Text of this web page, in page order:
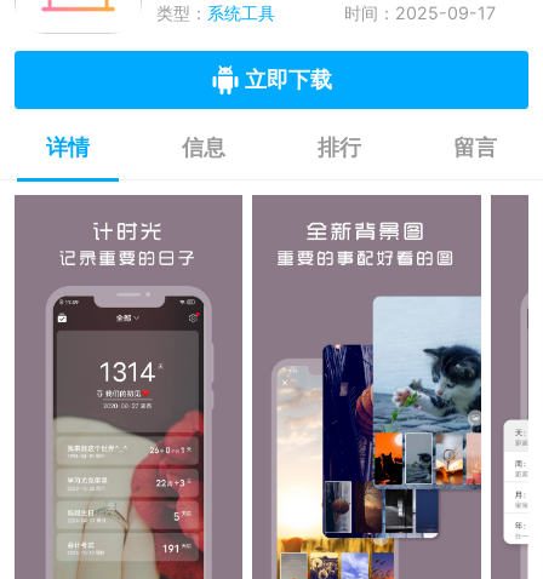
类型： 系统工具 时间：2025-09-17
立即下载
详情 信息 排行 留言